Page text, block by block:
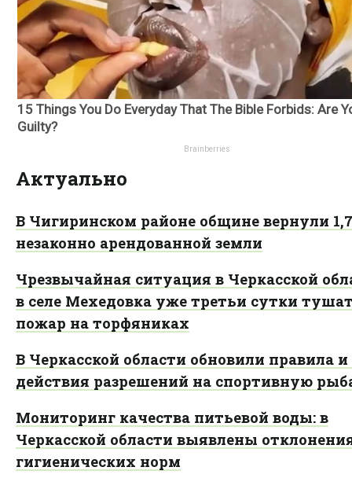
Актуально
В Чигиринском районе общине вернули
незаконно арендованной земли
Чрезвычайная ситуация в Черкасской
в селе Мехедовка уже третьи сутки
пожар на торфяниках
В Черкасской области обновили правила и
действия разрешений на спортивную
Мониторинг качества питьевой воды: в
Черкасской области выявлены
гигиенических норм